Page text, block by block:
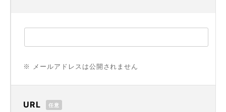
※ メールアドレスは公開されません
URL 任意